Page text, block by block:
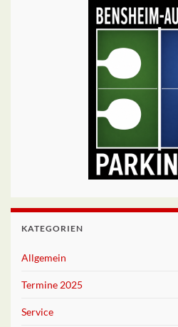
KATEGORIEN
Allgemein
Termine 2025
Service